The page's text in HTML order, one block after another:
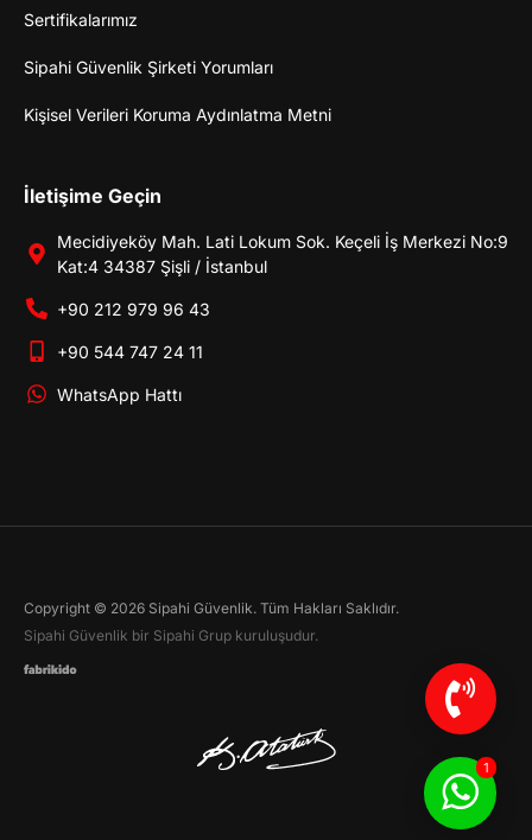
Sertifikalarımız
Sipahi Güvenlik Şirketi Yorumları
Kişisel Verileri Koruma Aydınlatma Metni
İletişime Geçin
Mecidiyeköy Mah. Lati Lokum Sok. Keçeli İş Merkezi No:9
Kat:4 34387 Şişli / İstanbul
+90 212 979 96 43
+90 544 747 24 11
WhatsApp Hattı
Copyright © 2026 Sipahi Güvenlik. Tüm Hakları Saklıdır.
Sipahi Güvenlik bir Sipahi Grup kuruluşudur.
1